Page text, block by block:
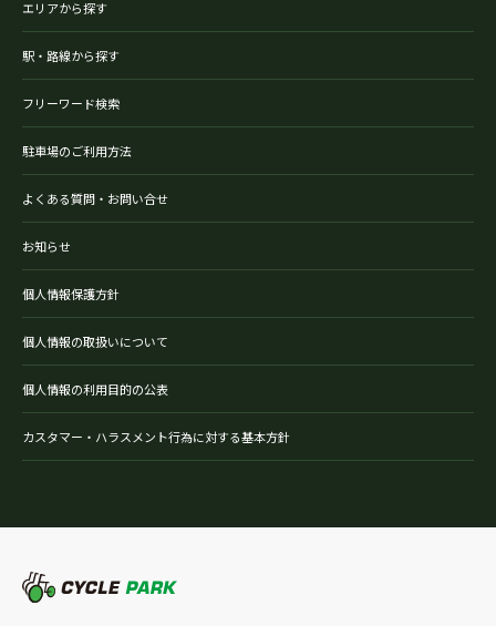
エリアから探す
駅・路線から探す
フリーワード検索
駐車場のご利用方法
よくある質問・お問い合せ
お知らせ
個人情報保護方針
個人情報の取扱いについて
個人情報の利用目的の公表
カスタマー・ハラスメント行為に対する基本方針